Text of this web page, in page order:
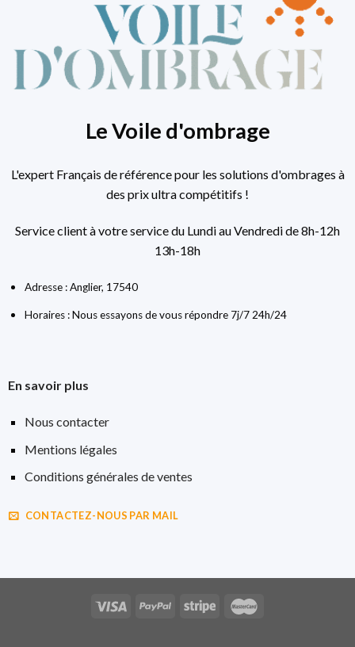
Le Voile d'ombrage
L'expert Français de référence pour les solutions d'ombrages à
des prix ultra compétitifs !
Service client à votre service du Lundi au Vendredi de 8h-12h
13h-18h
Adresse : Anglier, 17540
Horaires : Nous essayons de vous répondre 7j/7 24h/24
En savoir plus
Nous contacter
Mentions légales
Conditions générales de ventes
CONTACTEZ-NOUS PAR MAIL